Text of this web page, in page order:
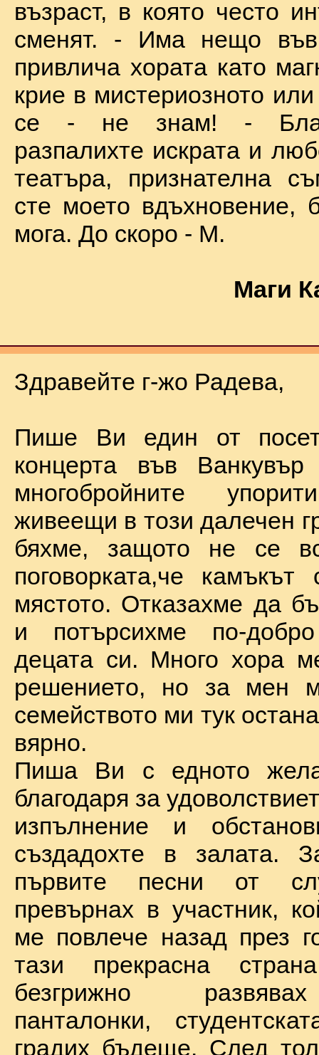
възраст, в която често
сменят. - Има нещо във
привлича хората като
крие в мистериозното
се - не знам! -
разпалихте искрата и
театъра, признателна
сте моето вдъхновение,
мога. До скоро - М.
Маги
Здравейте г-жо Радева,
Пише Ви един от
концерта във
многобройните
живеещи в този далечен
бяхме, защото не се
поговорката,че
мястото. Отказахме да
и потърсихме по-
децата си. Много хора
решението, но за мен
семейството ми тук
вярно.
Пиша Ви с едното
благодаря за
изпълнение и
създадохте в залата.
първите песни от
превърнах в участник,
ме повлече назад през
тази прекрасна
безгрижно
панталонки,
градих бъдеще. След